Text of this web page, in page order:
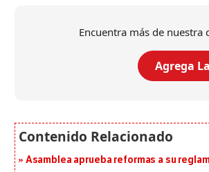
Encuentra más de
Agrega
Asamblea aprueba reformas a su